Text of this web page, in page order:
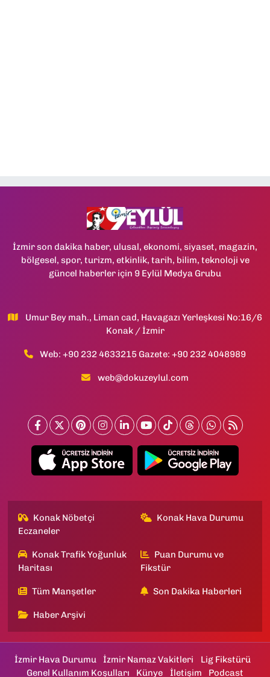
İzmir son dakika haber, ulusal, ekonomi, siyaset, magazin,
bölgesel, spor, turizm, etkinlik, tarih, bilim, teknoloji ve
güncel haberler için 9 Eylül Medya Grubu
Umur Bey mah., Liman cad, Havagazı Yerleşkesi No:16/6
Konak / İzmir
Web: +90 232 4633215 Gazete: +90 232 4048989
web@dokuzeylul.com
Konak Nöbetçi
Eczaneler
Konak Hava Durumu
Konak Trafik Yoğunluk
Haritası
Puan Durumu ve
Fikstür
Tüm Manşetler Son Dakika Haberleri
Haber Arşivi
İzmir Hava Durumu İzmir Namaz Vakitleri
Lig Fikstürü
Genel Kullanım Koşulları
Künye İletişim Podcast